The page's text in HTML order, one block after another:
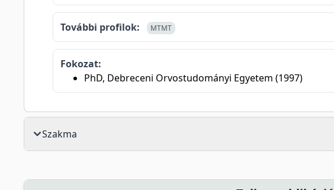
További profilok: MTMT
Fokozat:
PhD, Debreceni Orvostudományi Egyetem (1997)
Szakma